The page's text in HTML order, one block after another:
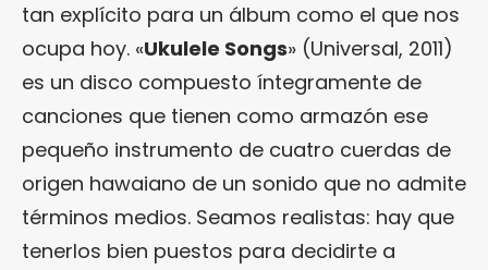
tan explícito para un álbum como el que nos
ocupa hoy. «Ukulele Songs» (Universal, 2011)
es un disco compuesto íntegramente de
canciones que tienen como armazón ese
pequeño instrumento de cuatro cuerdas de
origen hawaiano de un sonido que no admite
términos medios. Seamos realistas: hay que
tenerlos bien puestos para decidirte a